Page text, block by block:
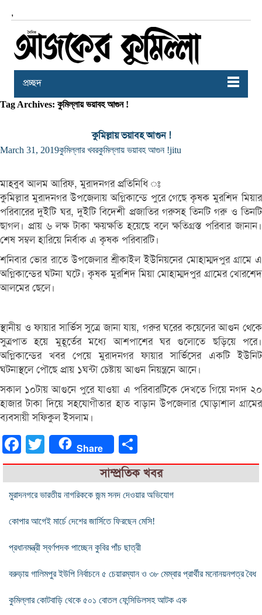
,
প্রচ্ছদ
Tag Archives: কুমিল্লায় ভয়াবহ আগুন !
কুমিল্লায় ভয়াবহ আগুন !
March 31, 2019কুমিল্লার খবরকুমিল্লায় ভয়াবহ আগুন !jitu
মাহবুব আলম আরিফ, মুরাদনগর প্রতিনিধি ঃ
কুমিল্লার মুরাদনগর উপজেলায় অগ্নিকান্ডে পুরে গেছে কৃষক মুরশিদ মিয়ার
পরিবারের দুইটি ঘর, দুইটি বিদেশী প্রজাতির গরুসহ তিনটি গরু ও তিনটি
ছাগল। প্রায় ৬ লক্ষ টাকা ক্ষয়ক্ষতি হয়েছে বলে ক্ষতিগ্রস্ত পরিবার জানান।
শেষ সম্বল হারিয়ে নির্বাক এ কৃষক পরিবারটি।
শনিবার ভোর রাতে উপজেলার শ্রীকাইল ইউনিয়নের মোহাম্মদপুর গ্রামে এ
অগ্নিকান্ডের ঘটনা ঘটে। কৃষক মুরশিদ মিয়া মোহাম্মদপুর গ্রামের খোরশেদ
আলমের ছেলে।
স্থানীয় ও ফায়ার সার্ভিস সুত্রে জানা যায়, গরুর ঘরের কয়েলের আগুন থেকে
সুত্রপাত হয়ে মুহূর্তের মধ্যে আশপাশের ঘর গুলোতে ছড়িয়ে পরে।
অগ্নিকান্ডের খবর পেয়ে মুরাদনগর ফায়ার সার্ভিসের একটি ইউনিট
ঘটনাস্থলে পৌছে প্রায় ১ঘন্টা চেষ্টায় আগুন নিয়ন্ত্রনে আনে।
সকাল ১০টায় আগুনে পুরে যাওয়া এ পরিবারটিকে দেখতে গিয়ে নগদ ২০
হাজার টাকা দিয়ে সহযোগীতার হাত বাড়ান উপজেলার ঘোড়াশাল গ্রামের
ব্যবসায়ী সফিকুল ইসলাম।
FacebookTwitter Share
সাম্প্রতিক খবর
মুরাদনগরে ভারতীয় নাগরিককে জন্ম সনদ দেওয়ার অভিযোগ
কোপার আগেই মার্চে দেশের জার্সিতে ফিরছেন মেসি!
প্রধানমন্ত্রী স্বর্ণপদক পাচ্ছেন কুবির পাঁচ ছাত্রী
বরুড়ায় গালিমপুর ইউপি নির্বাচনে ৫ চেয়ারম্যান ও ৩৮ মেম্বার প্রার্থীর মনোনয়নপত্র বৈধ
কুমিল্লার কোটবাড়ি থেকে ৫০১ বোতল ফেন্সিডিলসহ আটক এক